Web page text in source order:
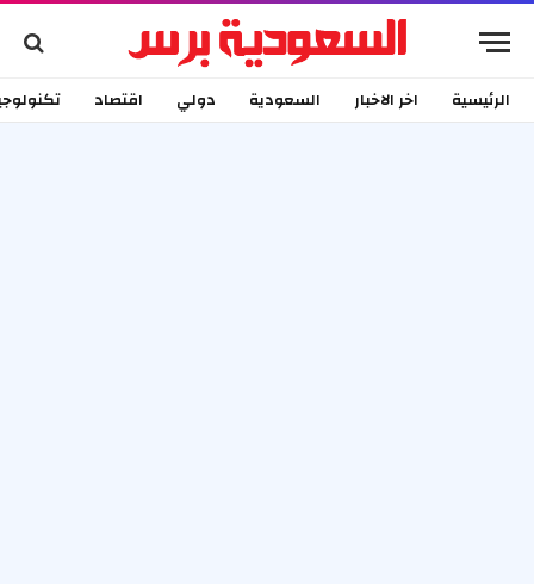
الرئيسية اخر الاخبار السعودية دولي اقتصاد